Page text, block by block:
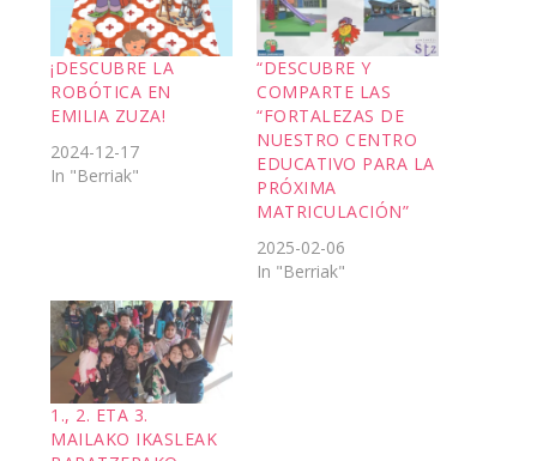
¡DESCUBRE LA
ROBÓTICA EN
EMILIA ZUZA!
2024-12-17
In "Berriak"
“DESCUBRE Y
COMPARTE LAS
“FORTALEZAS DE
NUESTRO CENTRO
EDUCATIVO PARA LA
PRÓXIMA
MATRICULACIÓN”
2025-02-06
In "Berriak"
1., 2. ETA 3.
MAILAKO IKASLEAK